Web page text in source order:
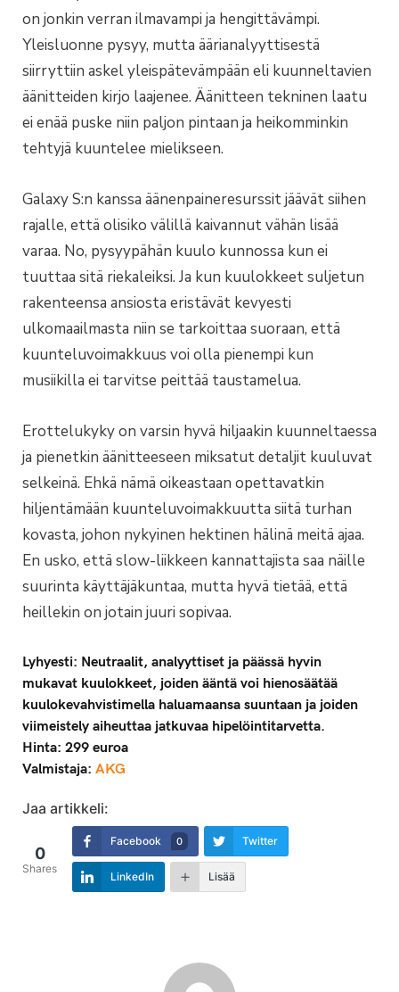
on jonkin verran ilmavampi ja hengittävämpi.
Yleisluonne pysyy, mutta äärianalyyttisestä
siirryttiin askel yleispätevämpään eli kuunneltavien
äänitteiden kirjo laajenee. Äänitteen tekninen laatu
ei enää puske niin paljon pintaan ja heikomminkin
tehtyjä kuuntelee mielikseen.
Galaxy S:n kanssa äänenpaineresurssit jäävät siihen
rajalle, että olisiko välillä kaivannut vähän lisää
varaa. No, pysyypähän kuulo kunnossa kun ei
tuuttaa sitä riekaleiksi. Ja kun kuulokkeet suljetun
rakenteensa ansiosta eristävät kevyesti
ulkomaailmasta niin se tarkoittaa suoraan, että
kuunteluvoimakkuus voi olla pienempi kun
musiikilla ei tarvitse peittää taustamelua.
Erottelukyky on varsin hyvä hiljaakin kuunneltaessa
ja pienetkin äänitteeseen miksatut detaljit kuuluvat
selkeinä. Ehkä nämä oikeastaan opettavatkin
hiljentämään kuunteluvoimakkuutta siitä turhan
kovasta, johon nykyinen hektinen hälinä meitä ajaa.
En usko, että slow-liikkeen kannattajista saa näille
suurinta käyttäjäkuntaa, mutta hyvä tietää, että
heillekin on jotain juuri sopivaa.
Lyhyesti: Neutraalit, analyyttiset ja päässä hyvin
mukavat kuulokkeet, joiden ääntä voi hienosäätää
kuulokevahvistimella haluamaansa suuntaan ja joiden
viimeistely aiheuttaa jatkuvaa hipelöintitarvetta.
Hinta: 299 euroa
Valmistaja: AKG
Jaa artikkeli:
0
Shares
Facebook 0 Twitter
LinkedIn Lisää